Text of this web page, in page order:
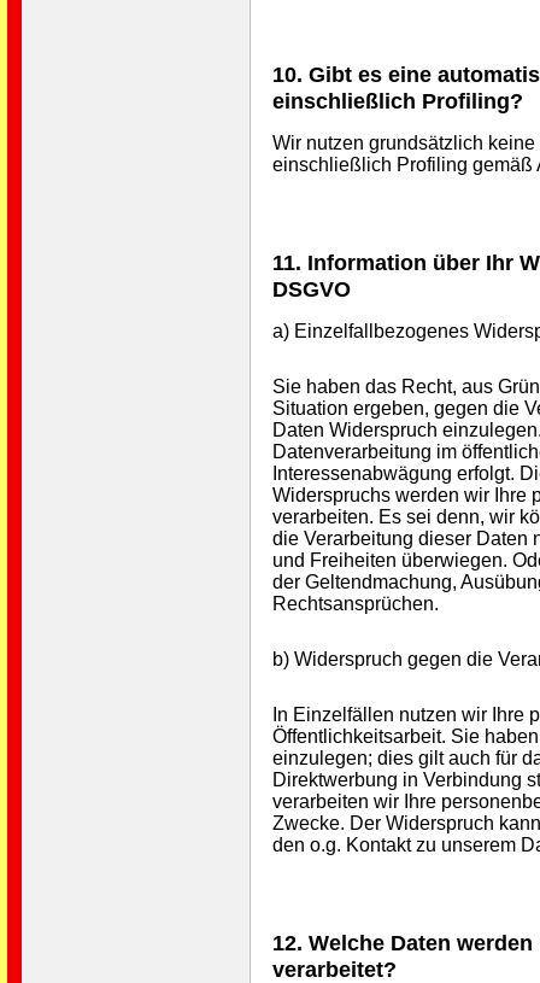
10. Gibt es eine
einschließlich Profiling?
Wir nutzen grundsätzlich
einschließlich Profiling gemäß
11. Information über Ihr
DSGVO
a) Einzelfallbezogenes
Sie haben das Recht, aus
Situation ergeben, gegen die
Daten Widerspruch
Datenverarbeitung im
Interessenabwägung erfolgt.
Widerspruchs werden wir Ihre
verarbeiten. Es sei denn, wir
die Verarbeitung dieser Daten
und Freiheiten überwiegen.
der Geltendmachung,
Rechtsansprüchen.
b) Widerspruch gegen die
In Einzelfällen nutzen wir Ihre
Öffentlichkeitsarbeit. Sie
einzulegen; dies gilt auch für
Direktwerbung in Verbindung
verarbeiten wir Ihre
Zwecke. Der Widerspruch
den o.g. Kontakt zu unserem
12. Welche Daten
verarbeitet?